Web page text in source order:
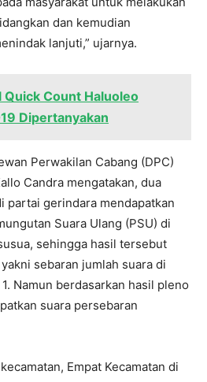
dan kemudian
lanjuti,” ujarnya.
Quick Count Haluoleo
Dipertanyakan
Perwakilan Cabang (DPC)
Candra mengatakan, dua
partai gerindara mendapatkan
Suara Ulang (PSU) di
sehingga hasil tersebut
sebaran jumlah suara di
Namun berdasarkan hasil pleno
suara persebaran
Empat Kecamatan di